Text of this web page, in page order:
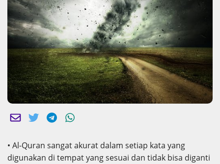
• Al-Quran sangat akurat dalam setiap kata yang
digunakan di tempat yang sesuai dan tidak bisa diganti